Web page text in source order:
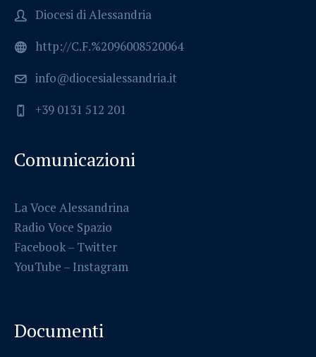
Diocesi di Alessandria
http://C.F.%2096008520064
info@diocesialessandria.it
+39 0131 512 201
Comunicazioni
La Voce Alessandrina
Radio Voce Spazio
Facebook– Twitter
YouTube – Instagram
Documenti